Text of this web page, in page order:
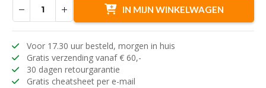
IN MIJN WINKELWAGEN
Voor 17.30 uur besteld, morgen in huis
Gratis verzending vanaf € 60,-
30 dagen retourgarantie
Gratis cheatsheet per e-mail